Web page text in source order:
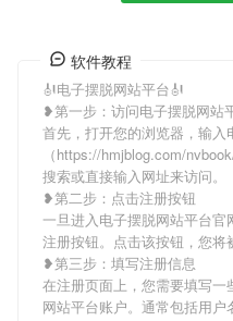
软件教程
🎻电子摆脱网站平台🎻
❥第一步：访问电子摆脱网站
首先，打开您的浏览器，输
（https://hmjblog.com/
搜索或直接输入网址来访问。
❥第二步：点击注册按钮
一旦进入电子摆脱网站平台
注册按钮。点击该按钮，您将
❥第三步：填写注册信息
在注册页面上，您需要填写
网站平台账户。通常包括用